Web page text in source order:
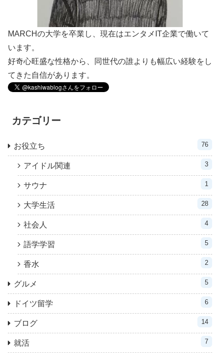
MARCHの大学を卒業し、現在はエンタメIT企業で働いて
います。
好奇心旺盛な性格から、同世代の誰よりも幅広い経験をし
てきた自信があります。
カテゴリー
お役立ち 76
アイドル関連 3
サウナ 1
大学生活 28
社会人 4
語学学習 5
香水 2
グルメ 5
ドイツ留学 6
ブログ 14
就活 7